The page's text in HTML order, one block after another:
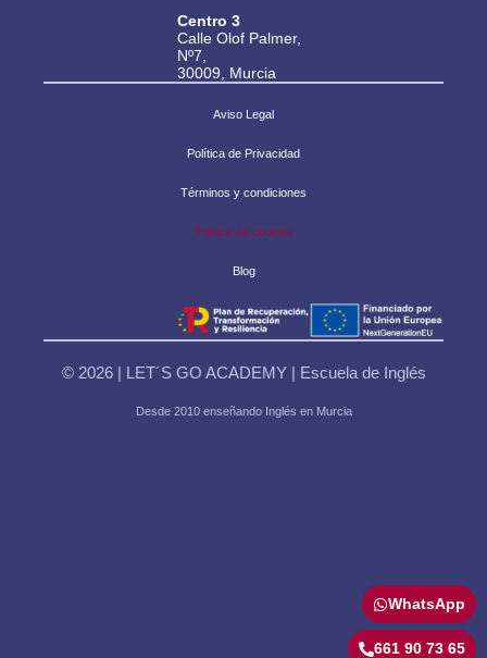
WhatsApp
661 90 73 65
Centro 3
Calle Olof Palmer,
Nº7,
30009, Murcia
Aviso Legal
Política de Privacidad
Términos y condiciones
Política de cookies
Blog
© 2026 | LET´S GO ACADEMY | Escuela de Inglés
Desde 2010 enseñando Inglés en Murcia